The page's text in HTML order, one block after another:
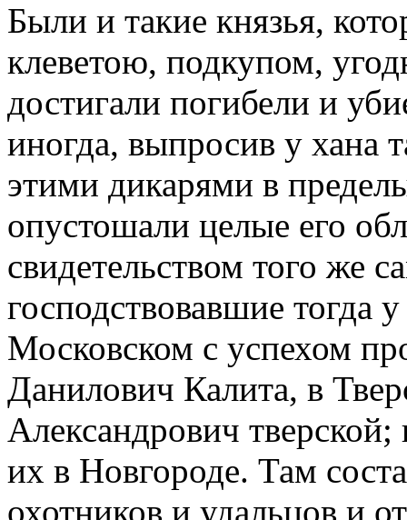
Были и такие князья,
клеветою, подкупом,
достигали погибели и
иногда, выпросив у хана
этими дикарями в
опустошали целые его
свидетельством того же
господствовавшие тогда
Московском с успехом
Данилович Калита, в
Александрович
их в Новгороде. Там
охотников и удальцов и